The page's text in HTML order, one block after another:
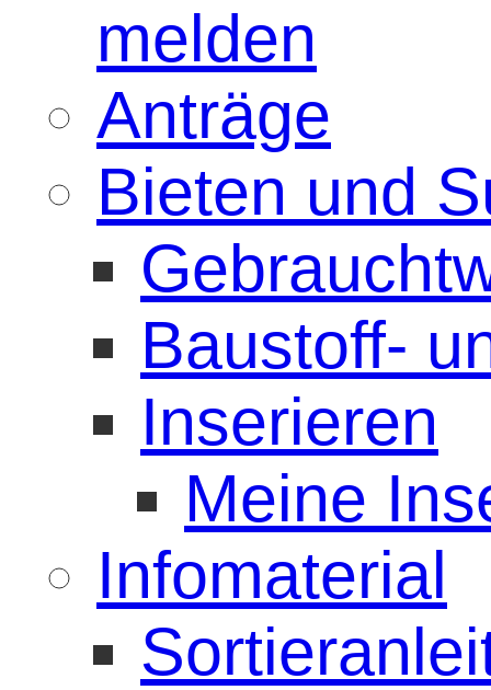
melden
Anträge
Bieten und
Baustoff-
Inserieren
Meine
Infomaterial